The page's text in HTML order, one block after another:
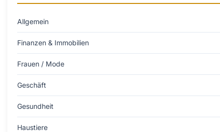
Allgemein
Finanzen & Immobilien
Frauen / Mode
Geschäft
Gesundheit
Haustiere